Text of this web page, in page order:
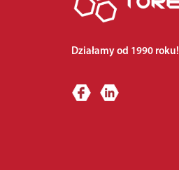
Działamy od 1990 roku!